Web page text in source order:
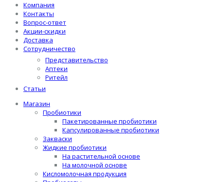
Компания
Контакты
Вопрос-ответ
Акции-скидки
Доставка
Сотрудничество
Представительство
Аптеки
Ритейл
Статьи
Магазин
Пробиотики
Пакетированные пробиотики
Капсулированные пробиотики
Закваски
Жидкие пробиотики
На растительной основе
На молочной основе
Кисломолочная продукция